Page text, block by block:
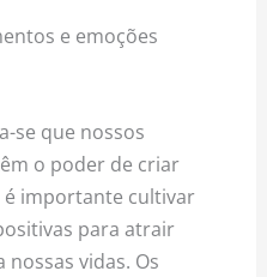
e emoções
se que nossos
o poder de criar
importante cultivar
para atrair
vidas. Os